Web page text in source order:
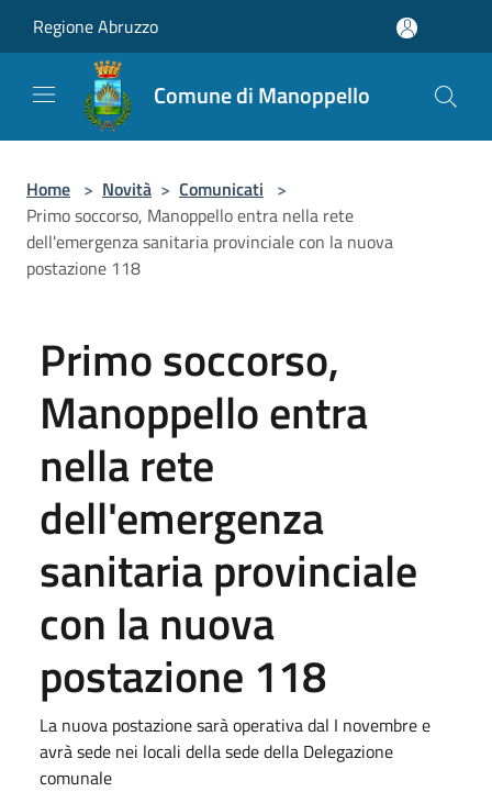
Regione Abruzzo
Comune di Manoppello
Home > Novità > Comunicati >
Primo soccorso, Manoppello entra nella rete
dell'emergenza sanitaria provinciale con la nuova
postazione 118
Primo soccorso,
Manoppello entra
nella rete
dell'emergenza
sanitaria provinciale
con la nuova
postazione 118
La nuova postazione sarà operativa dal I novembre e
avrà sede nei locali della sede della Delegazione
comunale